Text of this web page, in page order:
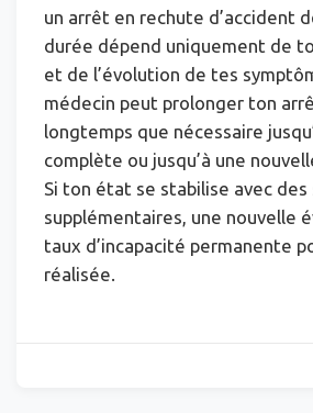
un arrêt en rechute d’accident
durée dépend uniquement de
et de l’évolution de tes
médecin peut prolonger ton
longtemps que nécessaire
complète ou jusqu’à une
Si ton état se stabilise avec des
supplémentaires, une nouvelle
taux d’incapacité permanente
réalisée.